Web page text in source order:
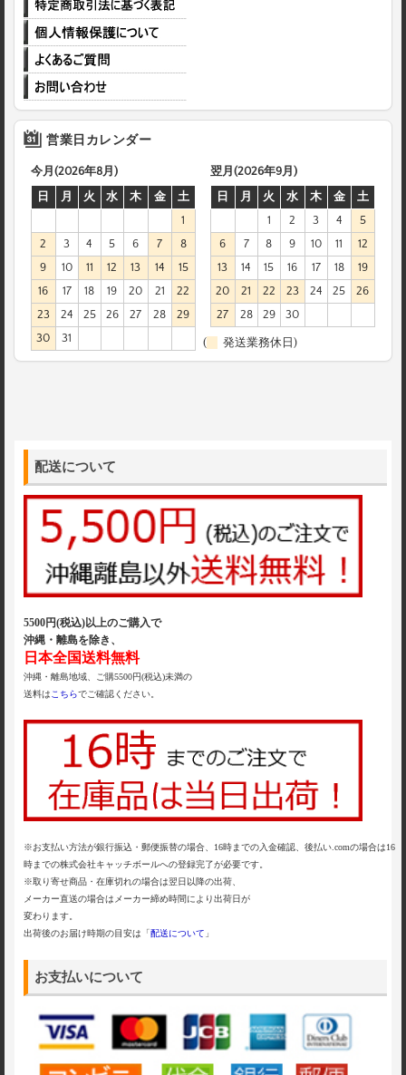
営業日カレンダー
今月(2026年8月)
日
月 火 水 木 金
土
1
2
3 4 5 6 7
8
9
10 11 12 13 14
15
16
17 18 19 20 21
22
23
24 25 26 27 28
29
30
31
翌月(2026年9月)
日
月 火 水 木 金
土
1
2 3 4
5
6
7 8 9 10 11
12
13
14 15 16 17 18
19
20
21 22 23 24 25
26
27
28 29 30
( 発送業務休日)
配送について
5500円(税込)以上のご購入で
沖縄・離島を除き、
日本全国送料無料
沖縄・離島地域、ご購5500円(税込)未満の
送料は こちらでご確認ください。
※お支払い方法が銀行振込・郵便振替の場合、16時までの入金確認、後払い.comの場合は16
時までの株式会社キャッチボールへの登録完了が必要です。
※取り寄せ商品・在庫切れの場合は翌日以降の出荷、
メーカー直送の場合はメーカー締め時間により出荷日が
変わります。
出荷後のお届け時期の目安は「配送について 」
お支払いについて